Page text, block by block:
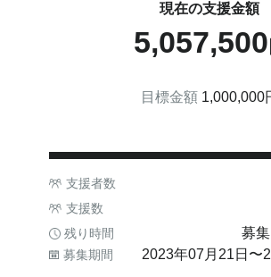
現在の支援金額
5,057,500
目標金額 1,000,000
支援者数
支援数
残り時間 募
募集期間 2023年07月21日 〜